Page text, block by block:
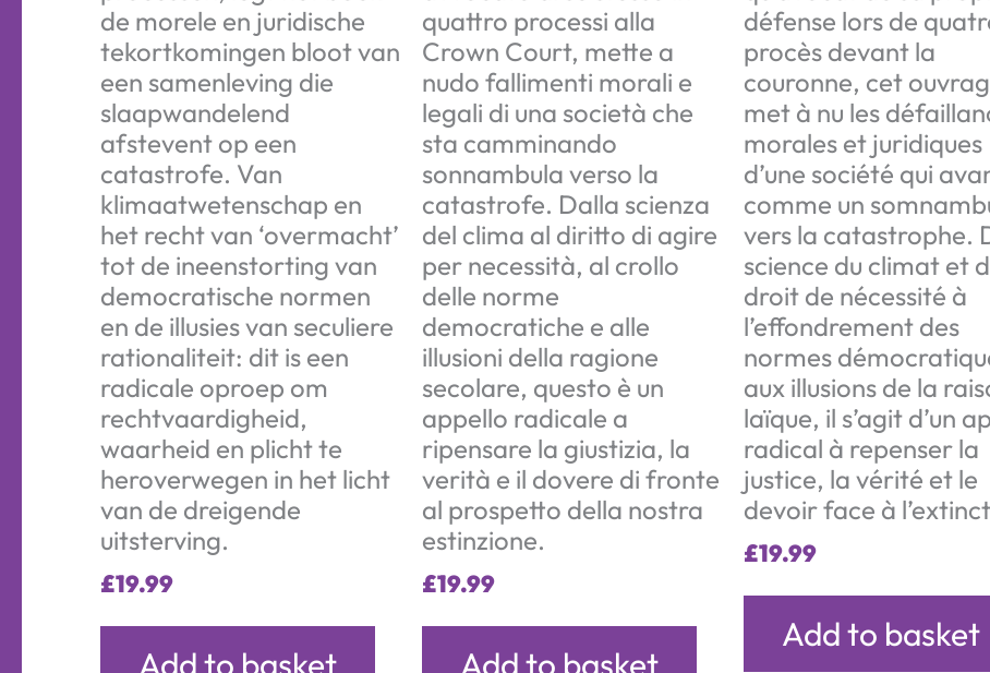
de morele en juridische
tekortkomingen bloot van
een samenleving die
slaapwandelend
afstevent op een
catastrofe. Van
klimaatwetenschap en
het recht van ‘overmacht’
tot de ineenstorting van
democratische normen
en de illusies van seculiere
rationaliteit: dit is een
radicale oproep om
rechtvaardigheid,
waarheid en plicht te
heroverwegen in het licht
van de dreigende
uitsterving.
£19.99
quattro processi alla
Crown Court, mette a
nudo fallimenti morali e
legali di una società che
sta camminando
sonnambula verso la
catastrofe. Dalla scienza
del clima al diritto di agire
per necessità, al crollo
delle norme
democratiche e alle
illusioni della ragione
secolare, questo è un
appello radicale a
ripensare la giustizia, la
verità e il dovere di fronte
al prospetto della nostra
estinzione.
£19.99
défense lors de
procès devant la
couronne, cet
met à nu les
morales et juridiques
d’une société qui
comme un
vers la catastrophe.
science du climat et
droit de nécessité à
l’effondrement des
normes
aux illusions de la
laïque, il s’agit d’un
radical à repenser la
justice, la vérité et le
devoir face à
£19.99
Add to basket